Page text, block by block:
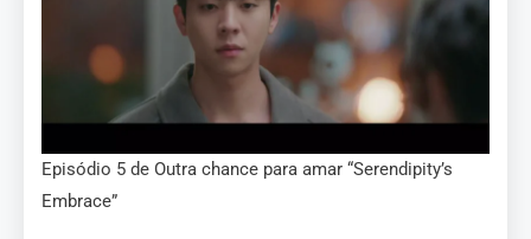
Episódio 5 de Outra chance para amar “Serendipity’s
Embrace”